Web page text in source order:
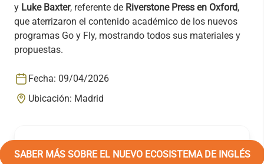
y Luke Baxter, referente de Riverstone Press en Oxford,
que aterrizaron el contenido académico de los nuevos
programas Go y Fly, mostrando todos sus materiales y
propuestas.
Fecha: 09/04/2026
Ubicación: Madrid
SABER MÁS SOBRE EL NUEVO ECOSISTEMA DE INGLÉS